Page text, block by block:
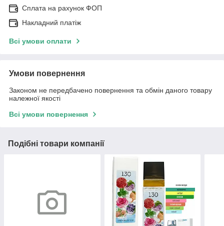
Сплата на рахунок ФОП
Накладний платіж
Всі умови оплати
Умови повернення
Законом не передбачено повернення та обмін даного товару
належної якості
Всі умови повернення
Подібні товари компанії